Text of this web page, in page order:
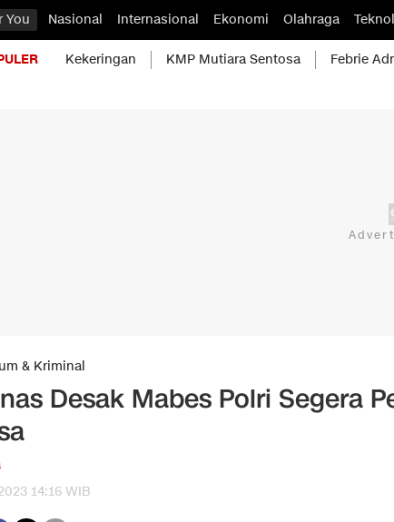
You Nasional Internasional Ekonomi Olahraga
Kekeringan KMP Mutiara Sentosa Febrie
& Kriminal
Desak Mabes Polri Segera
14:16 WIB